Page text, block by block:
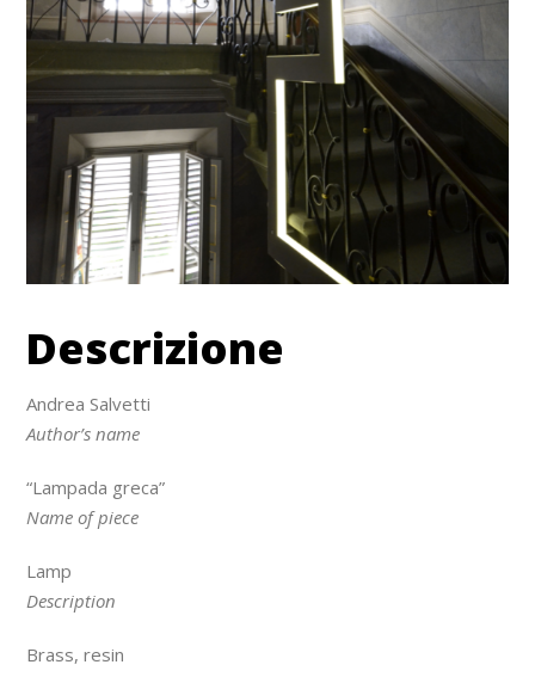
Descrizione
Andrea Salvetti
Author’s name
“Lampada greca”
Name of piece
Lamp
Description
Brass, resin